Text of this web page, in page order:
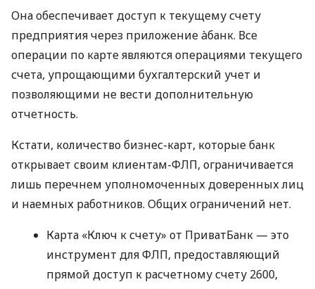
Она обеспечивает доступ к текущему счету
предприятия через приложение àбанк. Все
операции по карте являются операциями текущего
счета, упрощающими бухгалтерский учет и
позволяющими не вести дополнительную
отчетность.
Кстати, количество бизнес-карт, которые банк
открывает своим клиентам-ФЛП, ограничивается
лишь перечнем уполномоченных доверенных лиц
и наемных работников. Общих ограничений нет.
Карта «Ключ к счету» от ПриватБанк — это
инструмент для ФЛП, предоставляющий
прямой доступ к расчетному счету 2600,